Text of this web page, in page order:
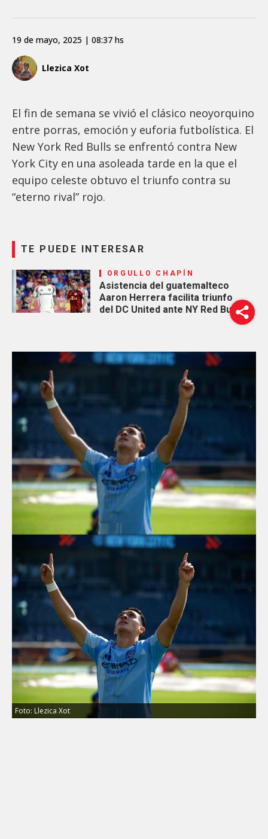
Llezica Xot
19 de mayo, 2025 | 08:37 hs
El fin de semana se vivió el clásico neoyorquino
entre porras, emoción y euforia futbolística. El
New York Red Bulls se enfrentó contra New
York City en una asoleada tarde en la que el
equipo celeste obtuvo el triunfo contra su
“eterno rival” rojo.
TE PUEDE INTERESAR
ORGULLO CHAPÍN
Asistencia del guatemalteco
Aaron Herrera facilita triunfo
del DC United ante NY Red Bulls
Foto: Llezica Xot